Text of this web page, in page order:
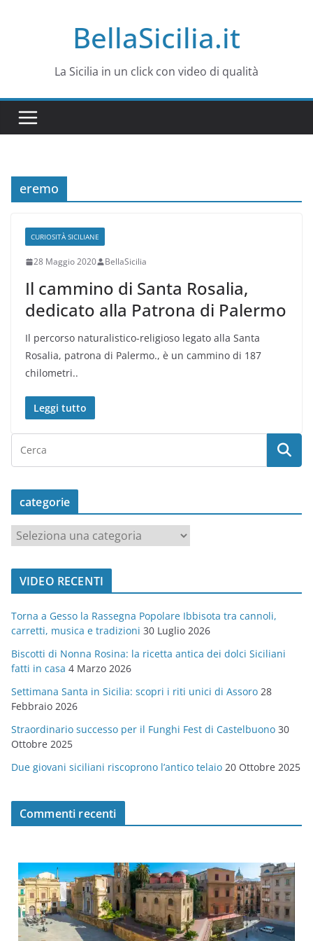
BellaSicilia.it
La Sicilia in un click con video di qualità
eremo
CURIOSITÀ SICILIANE
28 Maggio 2020 BellaSicilia
Il cammino di Santa Rosalia,
dedicato alla Patrona di Palermo
Il percorso naturalistico-religioso legato alla Santa
Rosalia, patrona di Palermo., è un cammino di 187
chilometri..
Leggi tutto
categorie
a
t
o
r
i
e
VIDEO RECENTI
Torna a Gesso la Rassegna Popolare Ibbisota tra cannoli,
carretti, musica e tradizioni 30 Luglio 2026
Biscotti di Nonna Rosina: la ricetta antica dei dolci Siciliani
fatti in casa 4 Marzo 2026
Settimana Santa in Sicilia: scopri i riti unici di Assoro 28
Febbraio 2026
Straordinario successo per il Funghi Fest di Castelbuono 30
Ottobre 2025
Due giovani siciliani riscoprono l’antico telaio 20 Ottobre 2025
Commenti recenti